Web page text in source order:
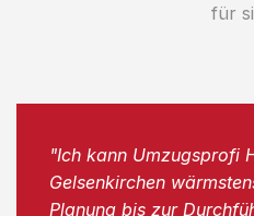
für
"Ich kann Umzugsprofi
Gelsenkirchen
Planung bis zur